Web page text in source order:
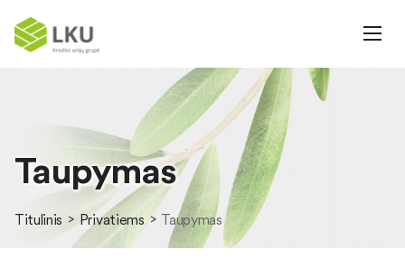
Taupymas
Titulinis Privatiems Taupymas